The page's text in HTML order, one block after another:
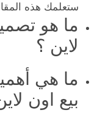
ستعلمك هذه
ما هو
لاين ؟
ما هي
بيع اون